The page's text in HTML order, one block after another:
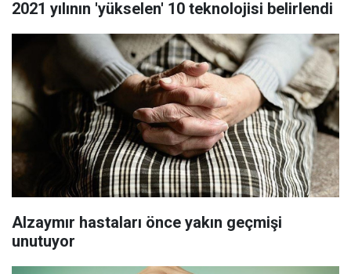
2021 yılının 'yükselen' 10 teknolojisi belirlendi
Alzaymır hastaları önce yakın geçmişi
unutuyor